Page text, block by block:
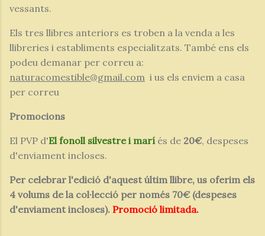
vessants.
Els tres llibres anteriors es troben a la venda a les
llibreries i establiments especialitzats. També ens els
podeu demanar per correu a:
naturacomestible@gmail.com i us els enviem a casa
per correu
Promocions
El PVP d'El fonoll silvestre i marí és de 20€, despeses
d'enviament incloses.
Per celebrar l'edició d'aquest últim llibre, us oferim els
4 volums de la col·lecció per només 70€ (despeses
d'enviament incloses). Promoció limitada.